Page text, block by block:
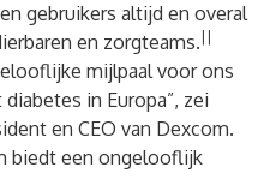
gebruikers altijd en overal
en zorgteams.
mijlpaal voor ons
in Europa”, zei
en CEO van Dexcom.
biedt een ongelooflijk